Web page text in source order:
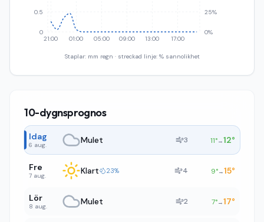
21:00 01:00 05:00 09:00 13:00 17:00
0
0.5
0%
25%
Staplar: mm regn · streckad linje: % sannolikhet
10-dygnsprognos
Idag
6 aug. Mulet 3 11°→12°
Fre
7 aug. Klart 23% 4 9°→15°
Lör
8 aug. Mulet 2 7°→17°